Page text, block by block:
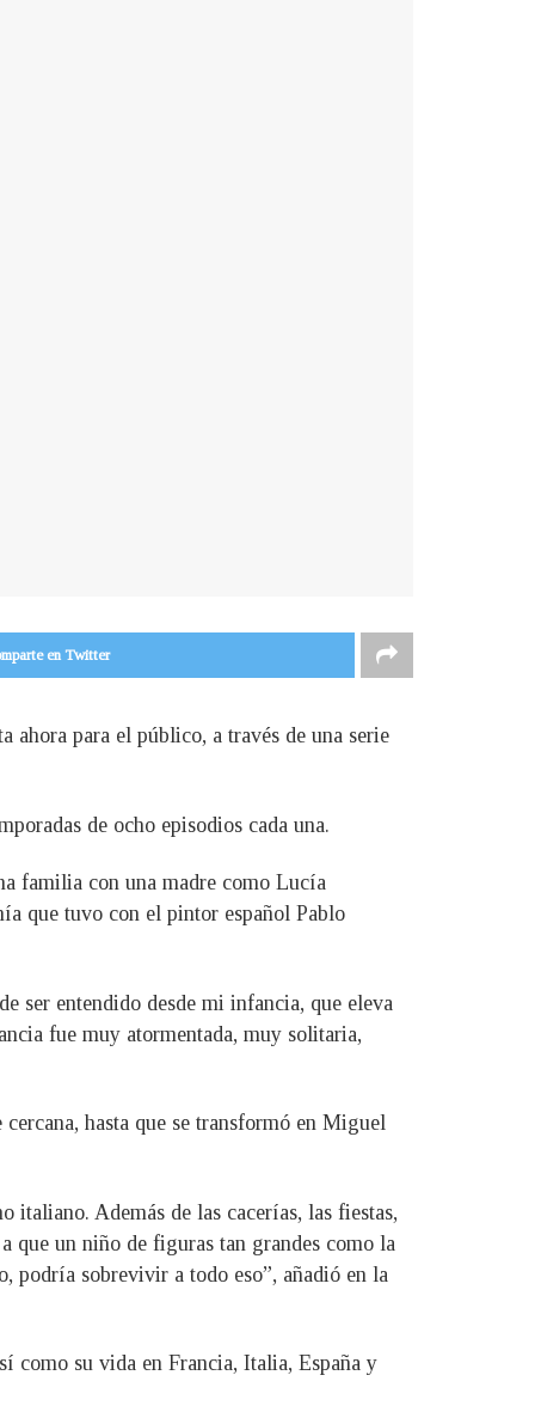
en Twitter
ahora para el público, a través de una serie
de ocho episodios cada una.
familia con una madre como Lucía
que tuvo con el pintor español Pablo
ser entendido desde mi infancia, que eleva
fue muy atormentada, muy solitaria,
hasta que se transformó en Miguel
italiano. Además de las cacerías, las fiestas,
que un niño de figuras tan grandes como la
podría sobrevivir a todo eso”, añadió en la
como su vida en Francia, Italia, España y